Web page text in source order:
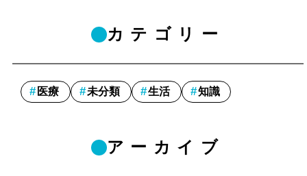
カテゴリー
医療 未分類 生活 知識
アーカイブ